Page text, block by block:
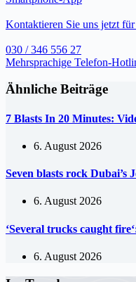
Kontaktieren Sie uns jetzt
030 / 346 556 27
Mehrsprachige Telefon-
Ähnliche Beiträge
7 Blasts In 20 Minutes:
6. August 2026
Seven blasts rock
6. August 2026
‘Several trucks caught
6. August 2026